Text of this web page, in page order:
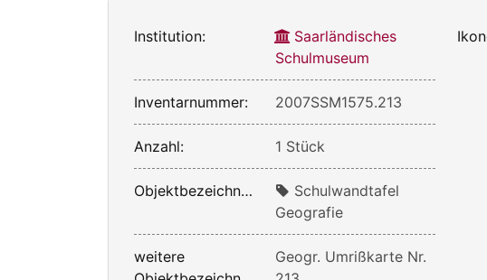
Institution:
Saarländisches
Schulmuseum
Inventarnummer: 2007SSM1575.213
Anzahl: 1 Stück
Objektbezeichnung:
Schulwandtafel
Geografie
weitere
Geogr. Umrißkarte Nr.